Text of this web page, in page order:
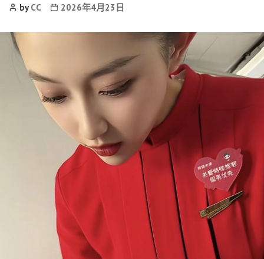
PostbyCC
Post2026年4月23日